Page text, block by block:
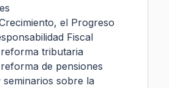
el Progreso
Fiscal
tributaria
de pensiones
sobre la